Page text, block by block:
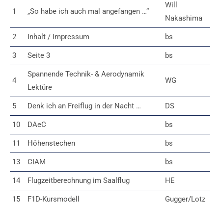
1 „So habe ich auch mal angefangen …“
Will
Nakashima
2 Inhalt / Impressum bs
3 Seite 3 bs
4
Spannende Technik- & Aerodynamik
Lektüre
WG
5 Denk ich an Freiflug in der Nacht … DS
10 DAeC bs
11 Höhenstechen bs
13 CIAM bs
14 Flugzeitberechnung im Saalflug HE
15 F1D-Kursmodell Gugger/Lotz